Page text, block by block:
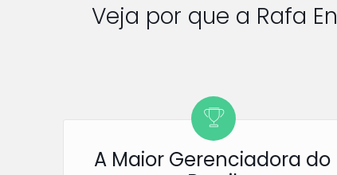
Veja por que a Rafa
A Maior Gerenciadora do